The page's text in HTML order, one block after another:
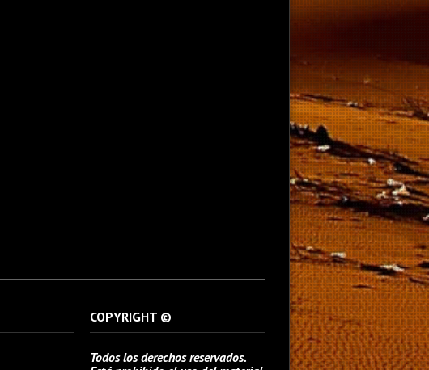
COPYRIGHT ©
Todos los derechos reservados.